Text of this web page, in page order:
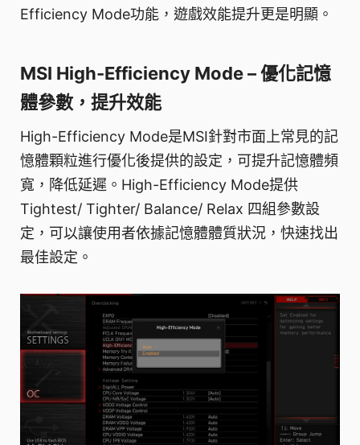
Efficiency Mode功能，遊戲效能提升更是明顯。
MSI High-Efficiency Mode – 優化記憶
體參數，提升效能
High-Efficiency Mode是MSI針對市面上常見的記
憶體顆粒進行優化後提供的設定，可提升記憶體頻
寬，降低延遲。High-Efficiency Mode提供
Tightest/ Tighter/ Balance/ Relax 四組參數設
定，可以讓使用者依據記憶體體質狀況，快速找出
最佳設定。